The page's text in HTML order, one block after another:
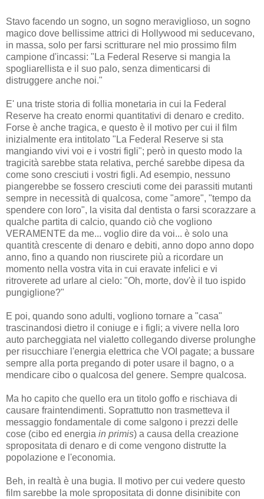
Stavo facendo un sogno, un sogno meraviglioso, un sogno
magico dove bellissime attrici di Hollywood mi seducevano,
in massa, solo per farsi scritturare nel mio prossimo film
campione d'incassi: "La Federal Reserve si mangia la
spogliarellista e il suo palo, senza dimenticarsi di
distruggere anche noi."
E' una triste storia di follia monetaria in cui la Federal
Reserve ha creato enormi quantitativi di denaro e credito.
Forse è anche tragica, e questo è il motivo per cui il film
inizialmente era intitolato "La Federal Reserve si sta
mangiando vivi voi e i vostri figli"; però in questo modo la
tragicità sarebbe stata relativa, perché sarebbe dipesa da
come sono cresciuti i vostri figli. Ad esempio, nessuno
piangerebbe se fossero cresciuti come dei parassiti mutanti
sempre in necessità di qualcosa, come "amore", "tempo da
spendere con loro", la visita dal dentista o farsi scorazzare a
qualche partita di calcio, quando ciò che vogliono
VERAMENTE da me... voglio dire da voi... è solo una
quantità crescente di denaro e debiti, anno dopo anno dopo
anno, fino a quando non riuscirete più a ricordare un
momento nella vostra vita in cui eravate infelici e vi
ritroverete ad urlare al cielo: "Oh, morte, dov'è il tuo ispido
pungiglione?"
E poi, quando sono adulti, vogliono tornare a "casa"
trascinandosi dietro il coniuge e i figli; a vivere nella loro
auto parcheggiata nel vialetto collegando diverse prolunghe
per risucchiare l'energia elettrica che VOI pagate; a bussare
sempre alla porta pregando di poter usare il bagno, o a
mendicare cibo o qualcosa del genere. Sempre qualcosa.
Ma ho capito che quello era un titolo goffo e rischiava di
causare fraintendimenti. Soprattutto non trasmetteva il
messaggio fondamentale di come salgono i prezzi delle
cose (cibo ed energia in primis) a causa della creazione
spropositata di denaro e di come vengono distrutte la
popolazione e l'economia.
Beh, in realtà è una bugia. Il motivo per cui vedere questo
film sarebbe la mole spropositata di donne disinibite con